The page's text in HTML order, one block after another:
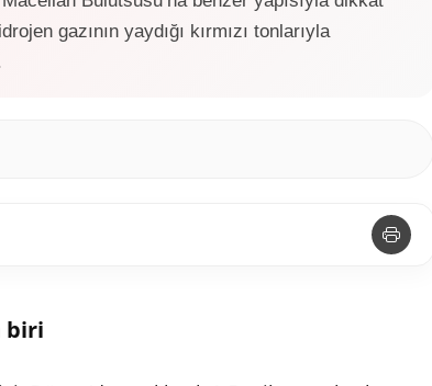
gazının yaydığı kırmızı tonlarıyla
biri